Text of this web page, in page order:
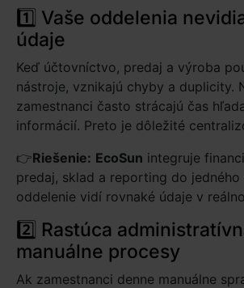
1️⃣ Vaše oddelenia
údaje
Keď účtovníctvo, predaj a výroba
nástroje, vznikajú chyby a duplicity.
zamestnanci často strácajú čas
informácií. Preto je dôležité
👉Riešenie: EcoSun integruje
predaj, sklad a reporting do jedného
oddelenie vidí rovnaké údaje v
2️⃣ Rastúca
manuálne procesy
Ak zamestnanci denne manuálne